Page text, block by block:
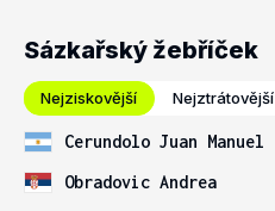
Sázkařský žebříček
Nejziskovější Nejztrátovější
Cerundolo Juan Manuel
Obradovic Andrea